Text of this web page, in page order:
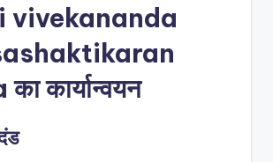
vivekananda
कार्यान्वयन